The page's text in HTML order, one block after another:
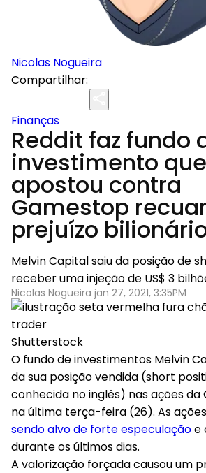
Nicolas Nogueira
Compartilhar:
Finanças
Reddit faz fundo
investimento que
apostou contra
Gamestop
prejuízo
Melvin Capital saiu da posição de
receber uma injeção de US$ 3
Nicolas Nogueira jan 27, 2021, 3:35PM
Shutterstock
O fundo de investimentos Melvin
da sua posição vendida (short
conhecida no inglês) nas ações da
na última terça-feira (26). As ações
sendo alvo de forte especulaçãoe
durante os últimos dias.
A valorização forçada causou um